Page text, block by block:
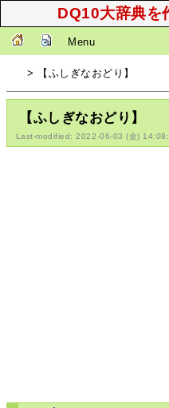
DQ10大辞典を
Menu
> 【ふしぎなおどり】
【ふしぎなおどり】
Last-modified: 2022-06-03 (金)